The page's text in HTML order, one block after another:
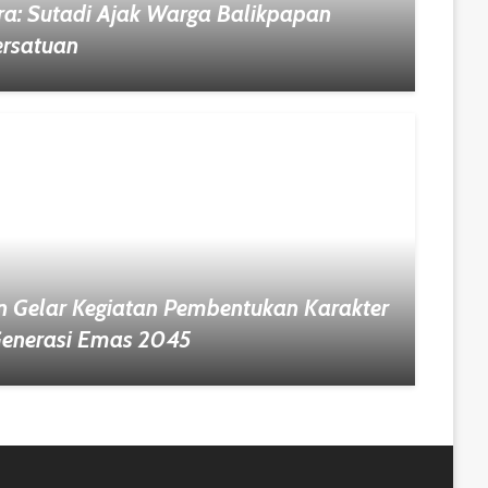
Sutadi Ajak Warga Balikpapan
Kegiatan Pembentukan Karakter
Emas 2045